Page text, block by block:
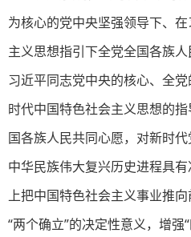
为核心的党中央坚强领导下、
主义思想指引下全党全国各族
习近平同志党中央的核心、全
时代中国特色社会主义思想的
国各族人民共同心愿，对新时
中华民族伟大复兴历史进程具
上把中国特色社会主义事业推
“两个确立”的决定性意义，增强